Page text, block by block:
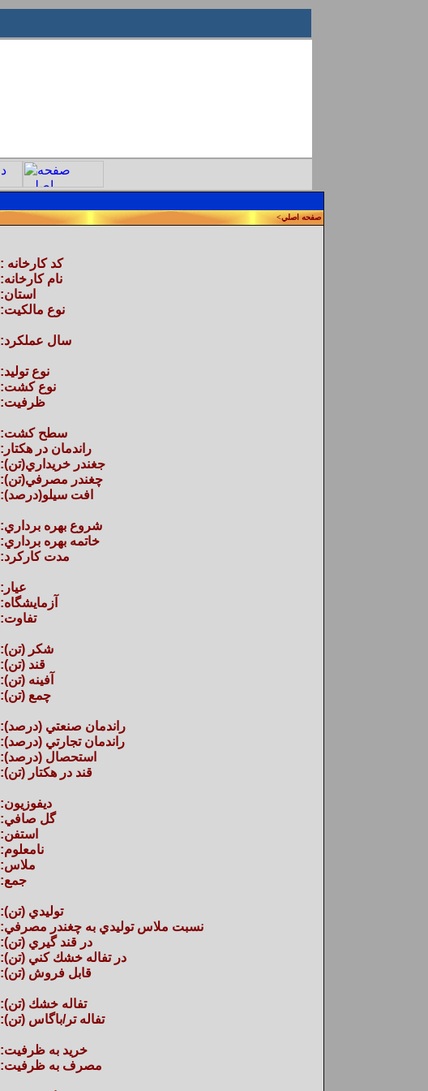
صفحه اصلي>
كد كارخانه :
نام كارخانه:
استان:
نوع مالكيت:
سال عملكرد:
نوع توليد:
نوع كشت:
ظرفيت:
سطح كشت:
راندمان در هكتار:
جغندر خريداري(تن):
چغندر مصرفي(تن):
افت سيلو(درصد):
شروع بهره برداري:
خاتمه بهره برداري:
مدت كاركرد:
عيار:
آزمايشگاه:
تفاوت:
شكر (تن):
قند (تن):
آفينه (تن):
چمع (تن):
راندمان صنعتي (درصد):
راندمان تجارتي (درصد):
استحصال (درصد):
قند در هكتار (تن):
ديفوزيون:
گل صافي:
استفن:
نامعلوم:
ملاس:
جمع:
توليدي (تن):
نسبت ملاس توليدي به چغندر مصرفي:
در قند گيري (تن):
در تفاله خشك كني (تن):
قابل فروش (تن):
تفاله خشك (تن):
تفاله تر/باگاس (تن):
خريد به ظرفيت:
مصرف به ظرفيت: